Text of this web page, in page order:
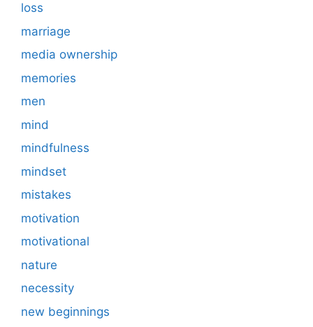
loss
marriage
media ownership
memories
men
mind
mindfulness
mindset
mistakes
motivation
motivational
nature
necessity
new beginnings